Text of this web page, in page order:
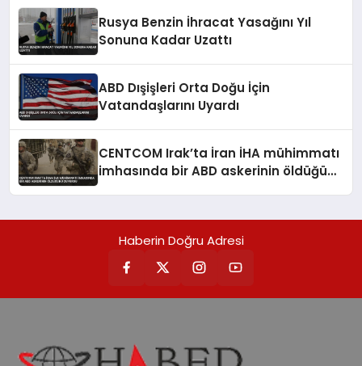
Rusya Benzin İhracat Yasağını Yıl
Sonuna Kadar Uzattı
ABD Dışişleri Orta Doğu İçin
Vatandaşlarını Uyardı
CENTCOM Irak’ta İran İHA mühimmatı
imhasında bir ABD askerinin öldüğünü
Haberin Doğru Adresi